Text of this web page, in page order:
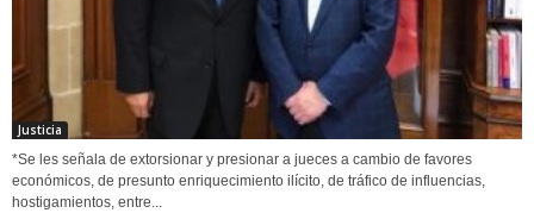
Justicia
*Se les señala de extorsionar y presionar a jueces a cambio de favores
económicos, de presunto enriquecimiento ilícito, de tráfico de influencias,
hostigamientos, entre...